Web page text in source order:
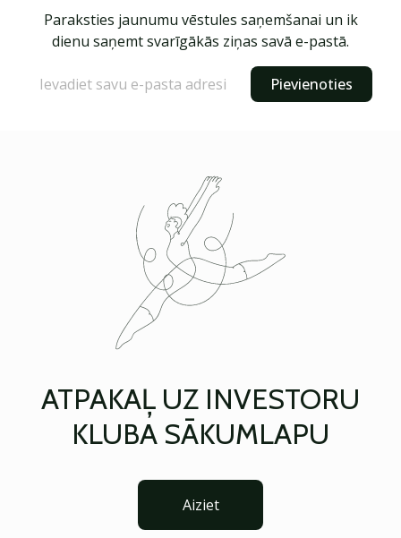
Paraksties jaunumu vēstules saņemšanai un ik
dienu saņemt svarīgākās ziņas savā e-pastā.
Pievienoties
ATPAKAĻ UZ INVESTORU
KLUBA SĀKUMLAPU
Aiziet